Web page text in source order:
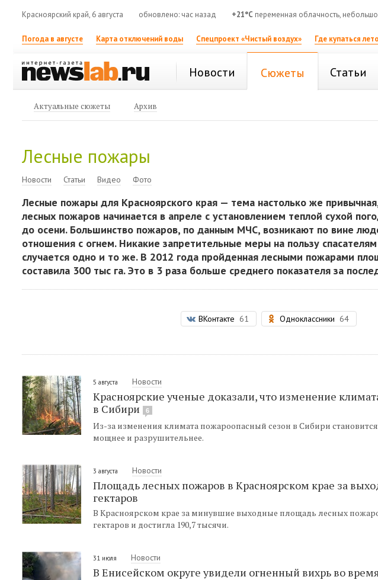
Красноярский край, 6 августа обновлено: час назад +21°C переменная облачность,
Погода в августе Карта отключений воды Спецпроект «Чистый воздух» Где купаться
Новости Сюжеты Статьи
Актуальные сюжеты Архив
Лесные пожары
Новости Статьи Видео Фото
Лесные пожары для Красноярского края — тема настолько же
лесных пожаров начинается в апреле с установлением теплой сухой
до осени. Большинство пожаров, по данным МЧС, возникают по вине
отношения с огнем. Никакие запретительные меры на пользу
случается одно и то же. В 2012 года пройденная лесными пожарами
составила 300 тыс га. Это в 3 раза больше среднего показателя за
ВКонтакте 61 Одноклассники 64
5 августа Новости
Красноярские ученые доказали, что изменение
в Сибири
6
Из-за изменения климата пожароопасный сезон в Сибири
мощнее и разрушительнее.
3 августа Новости
Площадь лесных пожаров в Красноярском крае за
гектаров
В Красноярском крае за минувшие выходные площадь лесных
гектаров и достигла 190,7 тысячи.
31 июля Новости
В Енисейском округе увидели огненный вихрь во